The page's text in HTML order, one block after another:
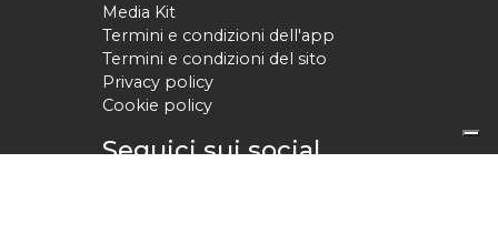
Media Kit
Termini e condizioni dell'app
Termini e condizioni del sito
Privacy policy
Cookie policy
Seguici sui social